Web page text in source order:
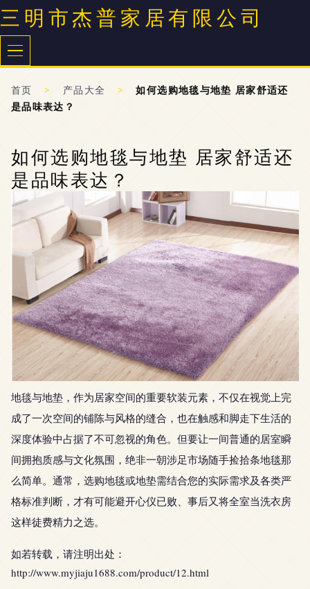
三明市杰普家居有限公司
首页 > 产品大全 >
如何选购地毯与地垫 居家舒适还
是品味表达？
如何选购地毯与地垫 居家舒适还
是品味表达？
地毯与地垫，作为居家空间的重要软装元素，不仅在视觉上完
成了一次空间的铺陈与风格的缝合，也在触感和脚走下生活的
深度体验中占据了不可忽视的角色。但要让一间普通的居室瞬
间拥抱质感与文化氛围，绝非一朝涉足市场随手捡拾条地毯那
么简单。通常，选购地毯或地垫需结合您的实际需求及各类严
格标准判断，才有可能避开心仪已败、事后又将全室当洗衣房
这样徒费精力之选。
如若转载，请注明出处：
http://www.myjiaju1688.com/product/12.html